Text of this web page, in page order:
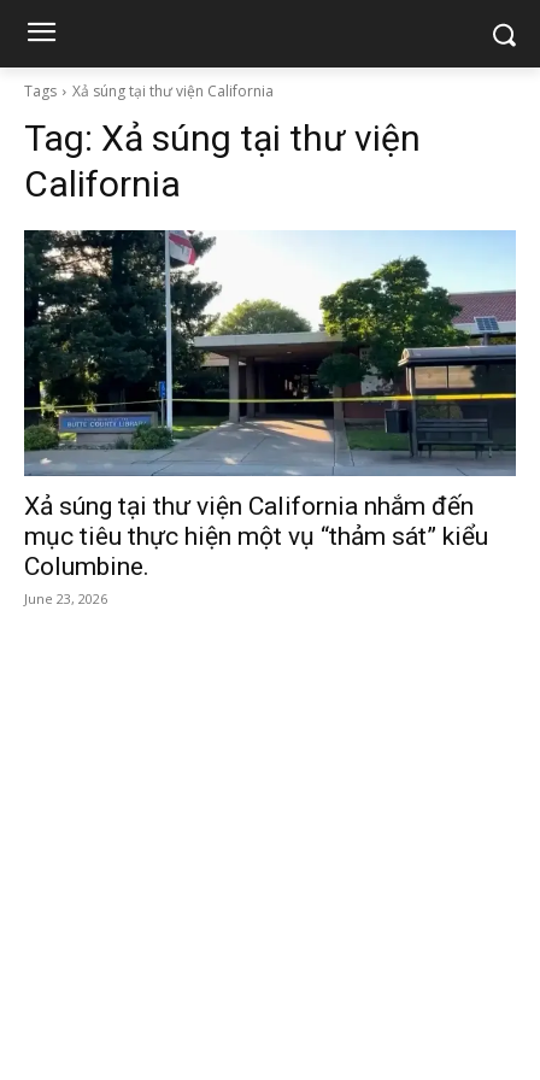
Tags Xả súng tại thư viện California
Tag: Xả súng tại thư viện
California
Xả súng tại thư viện California nhắm đến
mục tiêu thực hiện một vụ “thảm sát” kiểu
Columbine.
June 23, 2026